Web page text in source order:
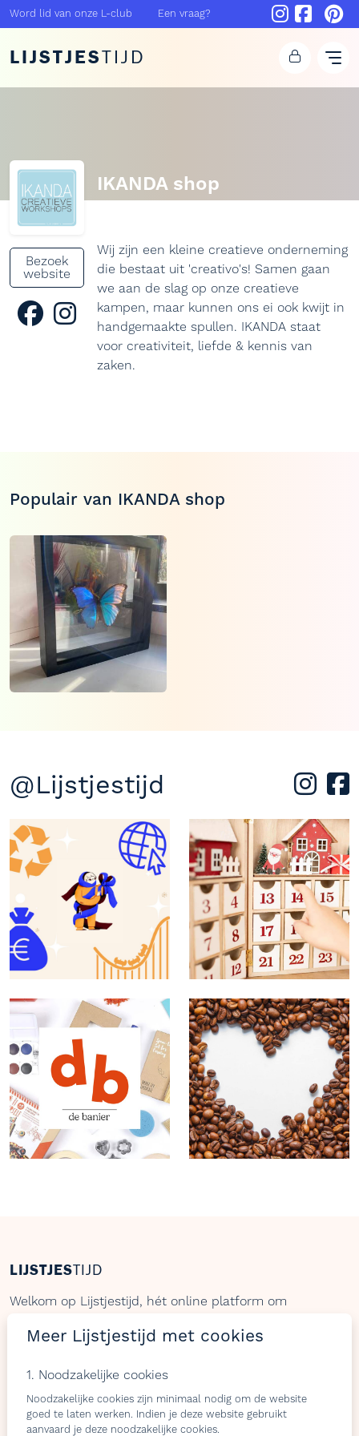
Word lid van onze L-club Een vraag?
LIJSTJESTIJD
Bezoek
website
IKANDA shop
Wij zijn een kleine creatieve onderneming
die bestaat uit 'creativo's! Samen gaan
we aan de slag op onze creatieve
kampen, maar kunnen ons ei ook kwijt in
handgemaakte spullen. IKANDA staat
voor creativiteit, liefde & kennis van
zaken.
Populair van IKANDA shop
@Lijstjestijd
LIJSTJESTIJD
Welkom op Lijstjestijd, hét online platform om
webshop.
Bezoekers Shops & belevingen
Meer Lijstjestijd met cookies
1. Noodzakelijke cookies
Noodzakelijke cookies zijn minimaal nodig om de website
goed te laten werken. Indien je deze website gebruikt
aanvaard je deze noodzakelijke cookies.